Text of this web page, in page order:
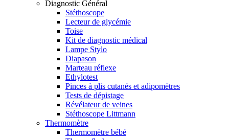
Diagnostic Général
Stéthoscope
Lecteur de glycémie
Toise
Kit de diagnostic médical
Lampe Stylo
Diapason
Marteau réflexe
Ethylotest
Pinces à plis cutanés et adipomètres
Tests de dépistage
Révélateur de veines
Stéthoscope Littmann
Thermomètre
Thermomètre bébé